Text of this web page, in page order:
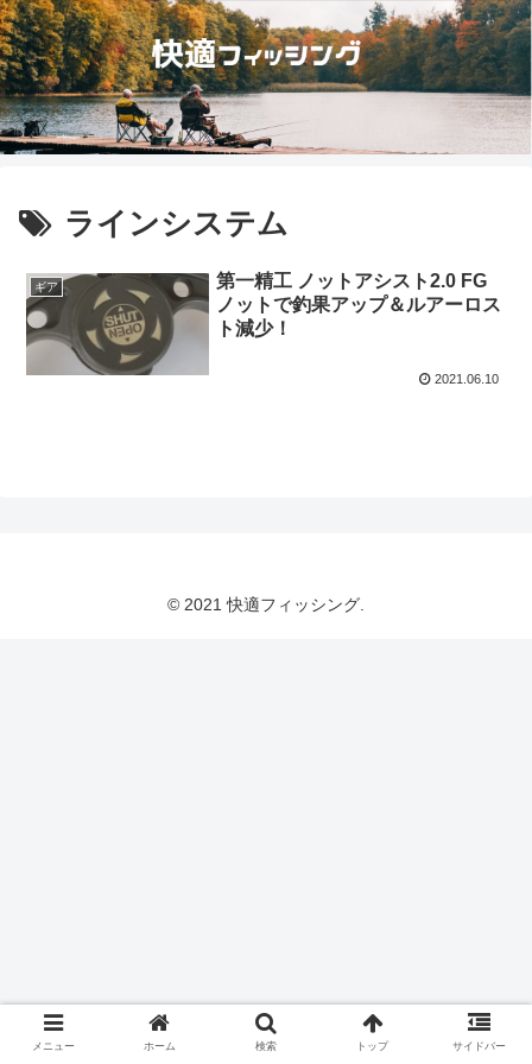
ラインシステム
ギア
第一精工 ノットアシスト2.0 FG
ノットで釣果アップ＆ルアーロス
ト減少！
2021.06.10
© 2021 快適フィッシング.
メニュー ホーム 検索 トップ サイドバー